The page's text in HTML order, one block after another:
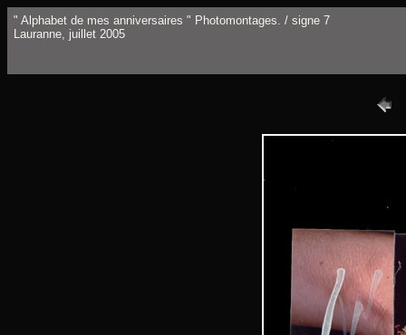
" Alphabet de mes anniversaires " Photomontages. / signe 7
Lauranne, juillet 2005